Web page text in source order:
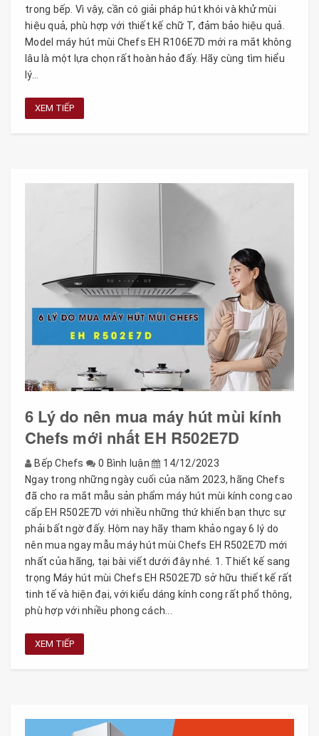
trong bếp. Vì vậy, cần có giải pháp hút khói và khử mùi
hiệu quả, phù hợp với thiết kế chữ T, đảm bảo hiệu quả.
Model máy hút mùi Chefs EH R106E7D mới ra mắt không
lâu là một lựa chọn rất hoàn hảo đấy. Hãy cùng tìm hiểu
lý...
XEM TIẾP
6 Lý do nên mua máy hút mùi kính
Chefs mới nhất EH R502E7D
Bếp Chefs 0 Bình luận
14/12/2023
Ngay trong những ngày cuối của năm 2023, hãng Chefs
đã cho ra mắt mẫu sản phẩm máy hút mùi kính cong cao
cấp EH R502E7D với nhiều những thứ khiến bạn thực sự
phải bất ngờ đấy. Hôm nay hãy tham khảo ngay 6 lý do
nên mua ngay mẫu máy hút mùi Chefs EH R502E7D mới
nhất của hãng, tại bài viết dưới đây nhé. 1. Thiết kế sang
trọng Máy hút mùi Chefs EH R502E7D sở hữu thiết kế rất
tinh tế và hiện đại, với kiểu dáng kính cong rất phổ thông,
phù hợp với nhiều phong cách...
XEM TIẾP